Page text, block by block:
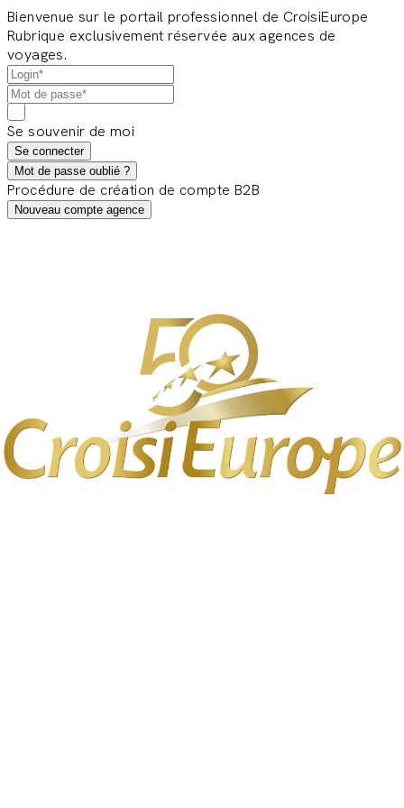
Bienvenue sur le portail professionnel de CroisiEurope
Rubrique exclusivement réservée aux agences de
voyages.
Se souvenir de moi
Se connecter
Mot de passe oublié ?
Procédure de création de compte B2B
Nouveau compte agence